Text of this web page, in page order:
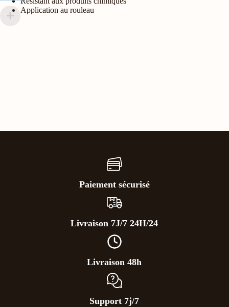
Application au rouleau
Paiement sécurisé
Livraison 7J/7 24H/24
Livraison 48h
Support 7j/7